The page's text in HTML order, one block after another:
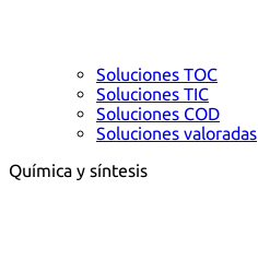
Soluciones TOC
Soluciones TIC
Soluciones COD
Soluciones valoradas
Química y síntesis